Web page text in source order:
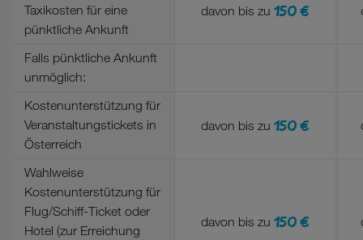
Taxikosten für eine
pünktliche Ankunft
davon bis zu 150 €
Falls pünktliche Ankunft
unmöglich:
Kostenunterstützung für
Veranstaltungstickets in
Österreich
davon bis zu 150 €
Wahlweise
Kostenunterstützung für
Flug/Schiff-Ticket oder
Hotel (zur Erreichung
davon bis zu 150 €